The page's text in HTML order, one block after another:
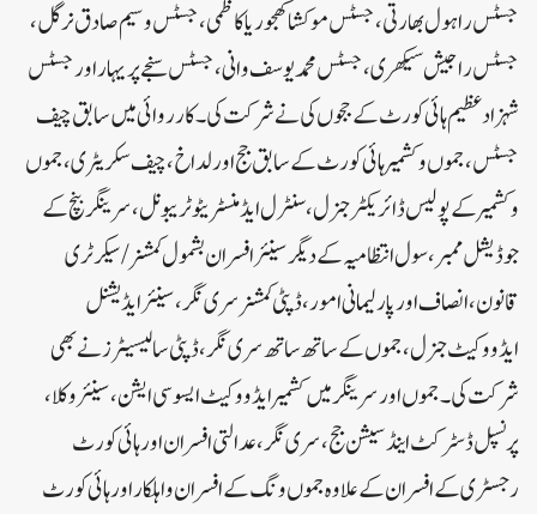
جسٹس راہول بھارتی، جسٹس موکشا کھجوریا کاظمی، جسٹس وسیم صادق نرگل،
جسٹس راجیش سیکھری، جسٹس محمد یوسف وانی، جسٹس سنجے پریہار اور جسٹس
شہزاد عظیم ہائی کورٹ کے ججوں کی نے شرکت کی۔ کارروائی میں سابق چیف
جسٹس، جموں و کشمیر ہائی کورٹ کے سابق جج اور لداخ، چیف سکریٹری، جموں
و کشمیر کے پولیس ڈائریکٹر جنرل، سنٹرل ایڈمنسٹریٹو ٹریبونل، سرینگر بنچ کے
جوڈیشل ممبر، سول انتظامیہ کے دیگر سینئر افسران بشمول کمشنر/ سیکرٹری
قانون، انصاف اور پارلیمانی امور، ڈپٹی کمشنر سری نگر،سینئر ایڈیشنل
ایڈووکیٹ جنرل، جموں کے ساتھ ساتھ سری نگر، ڈپٹی سالیسیٹرز نے بھی
شرکت کی۔جموں اور سرینگر میں کشمیر ایڈووکیٹ ایسوسی ایشن، سینئر وکلا،
پرنسپل ڈسٹرکٹ اینڈ سیشن جج، سری نگر، عدالتی افسران اور ہائی کورٹ
رجسٹری کے افسران کے علاوہ جموں ونگ کے افسران و اہلکار اور ہائی کورٹ